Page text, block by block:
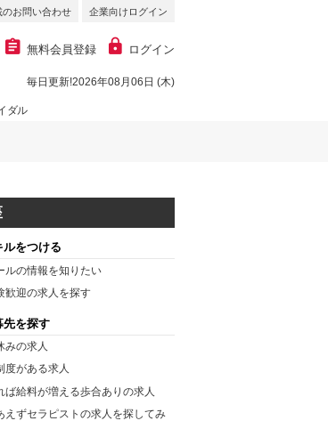
のお問い合わせ 企業向けログイン
無料会員登録 ログイン
毎日更新!2026年08月06日 (木)
ダル
をつける
ルの情報を知りたい
歓迎の求人を探す
を探す
みの求人
度がある求人
ば給料が増える歩合ありの求人
えずセラピストの求人を探してみ